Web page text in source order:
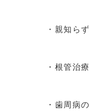
・親知ら
・根管治
・歯周病